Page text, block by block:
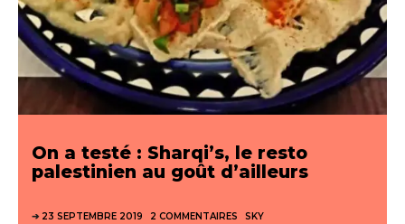
On a testé : Sharqi’s, le resto
palestinien au goût d’ailleurs
23 SEPTEMBRE 2019 2 COMMENTAIRES SKY